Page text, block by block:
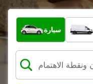
ما نوع المركبة؟
سيارة